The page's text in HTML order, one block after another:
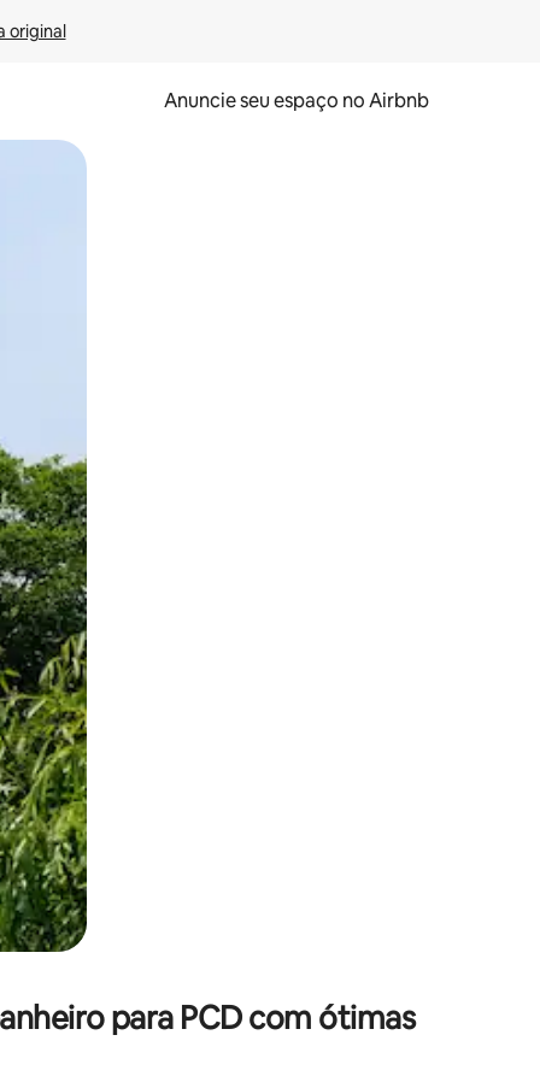
original
Anuncie seu espaço no Airbnb
o dedo na tela.
para PCD com ótimas